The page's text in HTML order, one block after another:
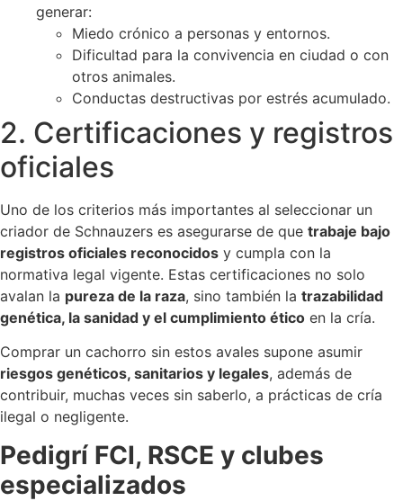
generar:
Miedo crónico a personas y entornos.
Dificultad para la convivencia en ciudad o con
otros animales.
Conductas destructivas por estrés acumulado.
2. Certificaciones y registros
oficiales
Uno de los criterios más importantes al seleccionar un
criador de Schnauzers es asegurarse de que trabaje bajo
registros oficiales reconocidos y cumpla con la
normativa legal vigente. Estas certificaciones no solo
avalan la pureza de la raza, sino también la trazabilidad
genética, la sanidad y el cumplimiento ético en la cría.
Comprar un cachorro sin estos avales supone asumir
riesgos genéticos, sanitarios y legales, además de
contribuir, muchas veces sin saberlo, a prácticas de cría
ilegal o negligente.
Pedigrí FCI, RSCE y clubes
especializados